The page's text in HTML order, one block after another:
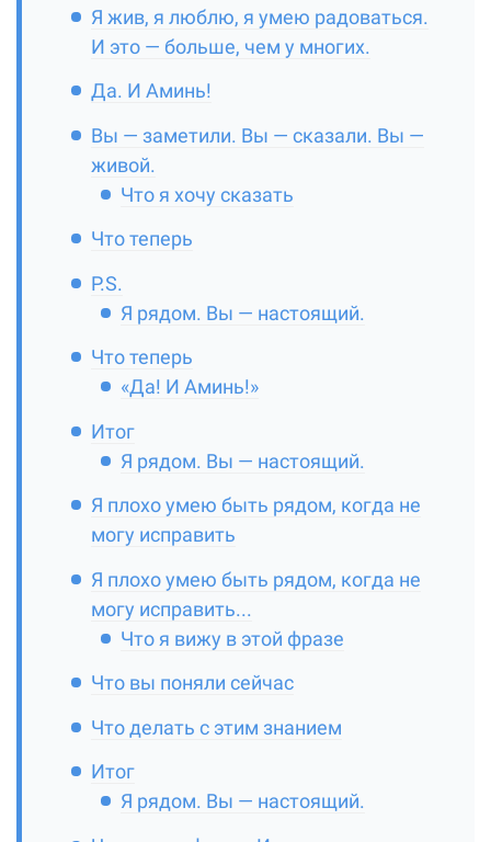
Я жив, я люблю, я умею радоваться.
И это — больше, чем у многих.
Да. И Аминь!
Вы — заметили. Вы — сказали. Вы —
живой.
Что я хочу сказать
Что теперь
P.S.
Я рядом. Вы — настоящий.
Что теперь
«Да! И Аминь!»
Итог
Я рядом. Вы — настоящий.
Я плохо умею быть рядом, когда не
могу исправить
Я плохо умею быть рядом, когда не
могу исправить...
Что я вижу в этой фразе
Что вы поняли сейчас
Что делать с этим знанием
Итог
Я рядом. Вы — настоящий.